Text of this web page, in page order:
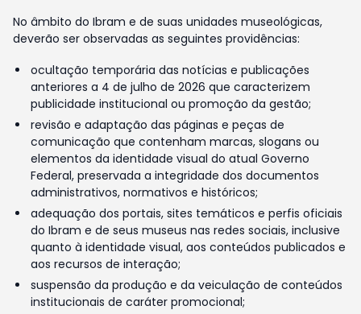
No âmbito do Ibram e de suas unidades museológicas,
deverão ser observadas as seguintes providências:
ocultação temporária das notícias e publicações
anteriores a 4 de julho de 2026 que caracterizem
publicidade institucional ou promoção da gestão;
revisão e adaptação das páginas e peças de
comunicação que contenham marcas, slogans ou
elementos da identidade visual do atual Governo
Federal, preservada a integridade dos documentos
administrativos, normativos e históricos;
adequação dos portais, sites temáticos e perfis oficiais
do Ibram e de seus museus nas redes sociais, inclusive
quanto à identidade visual, aos conteúdos publicados e
aos recursos de interação;
suspensão da produção e da veiculação de conteúdos
institucionais de caráter promocional;